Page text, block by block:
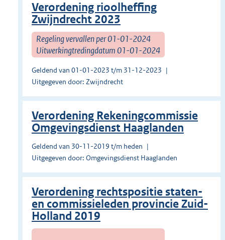
Verordening rioolheffing
Zwijndrecht 2023
Regeling vervallen per 01-01-2024
Uitwerkingtredingdatum 01-01-2024
Geldend van 01-01-2023 t/m 31-12-2023
Uitgegeven door: Zwijndrecht
Verordening Rekeningcommissie
Omgevingsdienst Haaglanden
Geldend van 30-11-2019 t/m heden
Uitgegeven door: Omgevingsdienst Haaglanden
Verordening rechtspositie staten-
en commissieleden provincie Zuid-
Holland 2019